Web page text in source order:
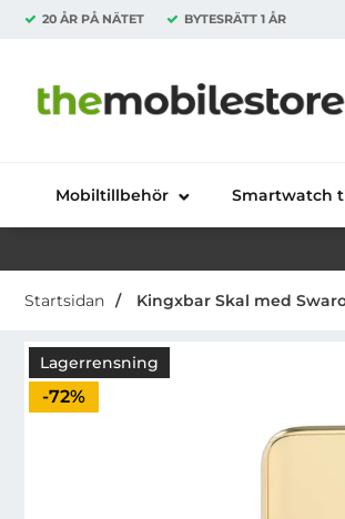
20 ÅR PÅ NÄTET BYTESRÄTT 1 ÅR
Startsidan för
Mobiltillbehör Smartwatch
Startsidan Kingxbar Skal med
Lagerrensning
Priset är nedsatt med
-72%